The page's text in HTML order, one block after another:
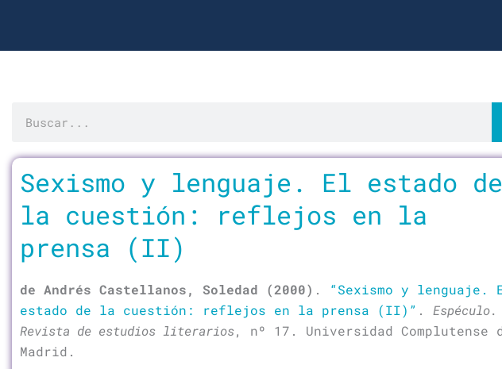
Sexismo y lenguaje. El estado de
la cuestión: reflejos en la
prensa (II)
de Andrés Castellanos, Soledad (2000) . “Sexismo y lenguaje.
estado de la cuestión: reflejos en la prensa (II)” . Espéculo.
Revista de estudios literarios, nº 17. Universidad Complutense
Madrid.